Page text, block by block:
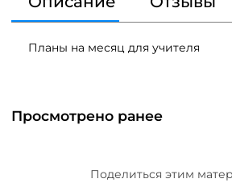
Планы на месяц для учителя
Просмотрено ранее
Поделиться этим